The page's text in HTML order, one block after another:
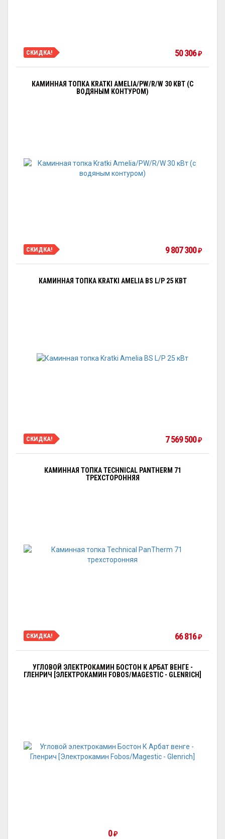
СКИДКА! 50 306₽
КАМИННАЯ ТОПКА KRATKI AMELIA/PW/R/W 30 КВТ (С
ВОДЯНЫМ КОНТУРОМ)
СКИДКА! 9 807 300₽
КАМИННАЯ ТОПКА KRATKI AMELIA BS L/P 25 КВТ
СКИДКА! 7 569 500₽
КАМИННАЯ ТОПКА TECHNICAL PANTHERM 71
ТРЕХСТОРОННЯЯ
СКИДКА! 66 816₽
УГЛОВОЙ ЭЛЕКТРОКАМИН БОСТОН К АРБАТ ВЕНГЕ -
ГЛЕНРИЧ [ЭЛЕКТРОКАМИН FOBOS/MAGESTIC - GLENRICH]
0₽